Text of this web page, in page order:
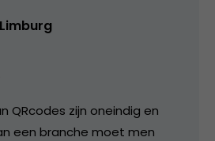
QRcodes zijn oneindig en
een branche moet men